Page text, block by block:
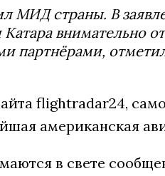
МИД страны. В
Катара внимательно
партнёрами,
flightradar24,
американская
в свете